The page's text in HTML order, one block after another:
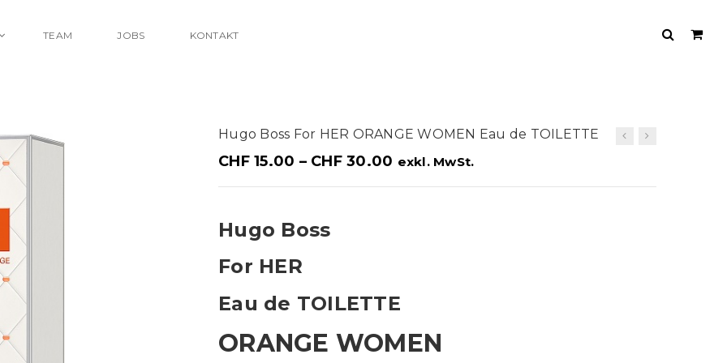
TEAM JOBS KONTAKT
Hugo Boss For HER ORANGE WOMEN Eau de TOILETTE
CHF15.00 – CHF30.00 exkl. MwSt.
Hugo Boss
For HER
Eau de TOILETTE
ORANGE WOMEN